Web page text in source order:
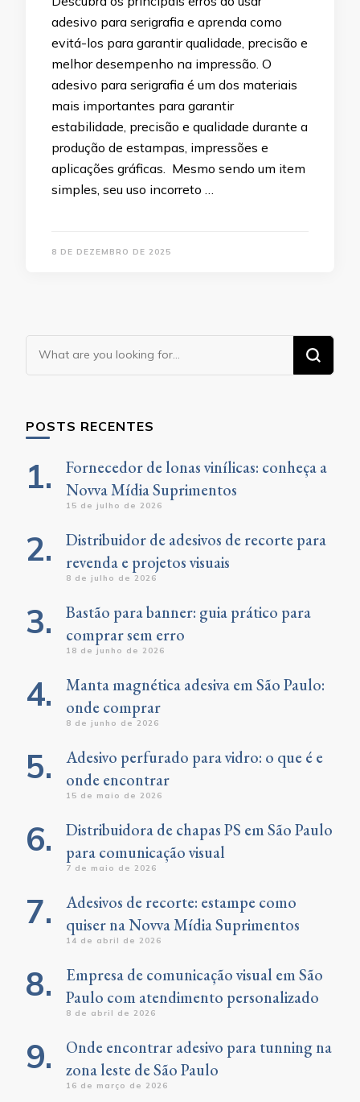
adesivo para serigrafia e aprenda como
evitá-los para garantir qualidade, precisão e
melhor desempenho na impressão. O
adesivo para serigrafia é um dos materiais
mais importantes para garantir
estabilidade, precisão e qualidade durante a
produção de estampas, impressões e
aplicações gráficas. Mesmo sendo um item
simples, seu uso incorreto …
8 DE DEZEMBRO DE 2025
Looking
for
POSTS RECENTES
Fornecedor de lonas vinílicas: conheça a
Novva Mídia Suprimentos
15 de julho de 2026
Distribuidor de adesivos de recorte para
revenda e projetos visuais
8 de julho de 2026
Bastão para banner: guia prático para
comprar sem erro
18 de junho de 2026
Manta magnética adesiva em São Paulo:
onde comprar
8 de junho de 2026
Adesivo perfurado para vidro: o que é e
onde encontrar
15 de maio de 2026
Distribuidora de chapas PS em São Paulo
para comunicação visual
7 de maio de 2026
Adesivos de recorte: estampe como
quiser na Novva Mídia Suprimentos
14 de abril de 2026
Empresa de comunicação visual em São
Paulo com atendimento personalizado
8 de abril de 2026
Onde encontrar adesivo para tunning na
zona leste de São Paulo
16 de março de 2026